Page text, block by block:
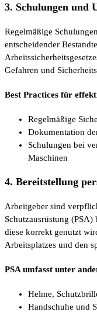
3. Schulungen und
Regelmäßige
entscheidender
Gefahren und
Best Practices für
Regelmäßige
Dokumentation
Schulungen bei
Maschinen
4. Bereitstellung
Arbeitgeber sind
Schutzausrüstung
diese korrekt genutzt
Arbeitsplatzes und den
PSA umfasst unter
Helme,
Handschuhe und